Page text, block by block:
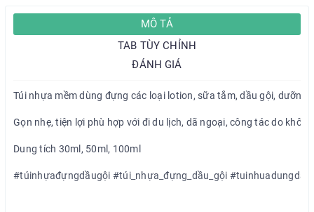
MÔ TẢ
TAB TÙY CHỈNH
ĐÁNH GIÁ
Túi nhựa mềm dùng đựng các loại lotion, sữa tắm, dầu gội,
Gọn nhẹ, tiện lợi phù hợp với đi du lịch, dã ngoại, công tác do
Dung tích 30ml, 50ml, 100ml
#túinhựađựngdầugội #túi_nhựa_đựng_dầu_gội